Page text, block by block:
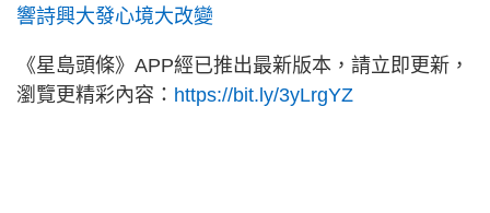
響詩興大發心境大改變
《星島頭條》APP經已推出最新版本，請立即更新，
瀏覽更精彩內容： https://bit.ly/3yLrgYZ